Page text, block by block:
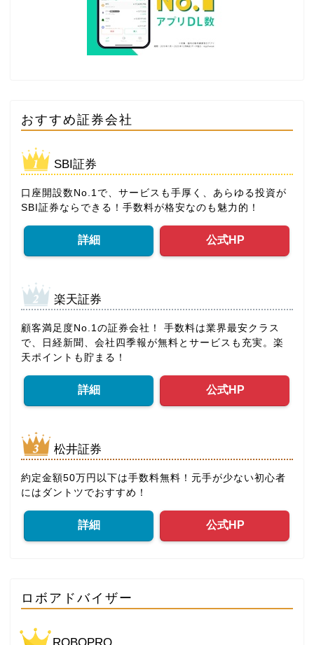
おすすめ証券会社
SBI証券
口座開設数No.1で、サービスも手厚く、あらゆる投資が
SBI証券ならできる！手数料が格安なのも魅力的！
詳細 公式HP
楽天証券
顧客満足度No.1の証券会社！ 手数料は業界最安クラス
で、日経新聞、会社四季報が無料とサービスも充実。楽
天ポイントも貯まる！
詳細 公式HP
松井証券
約定金額50万円以下は手数料無料！元手が少ない初心者
にはダントツでおすすめ！
詳細 公式HP
ロボアドバイザー